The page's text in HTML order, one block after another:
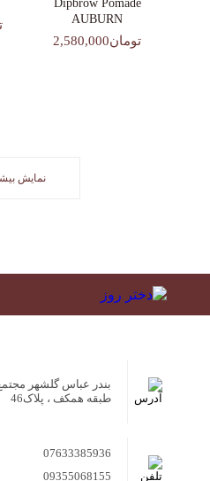
Dipbrow Pomade
AUBURN
تومان2,580,000
نمایش
بندر عباس گلشهر
طبقه همکف ، پلاک46
07633385936
09355068155